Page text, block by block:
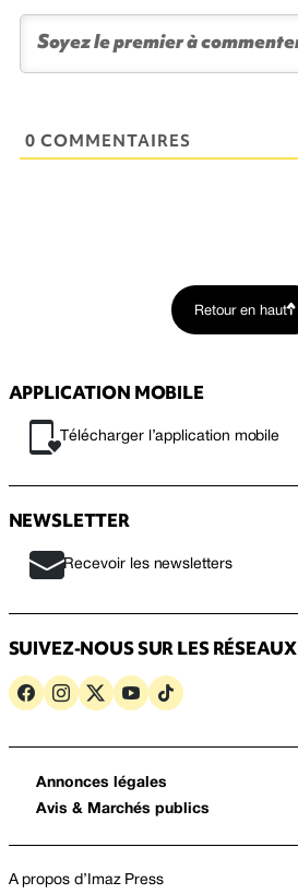
0 COMMENTAIRES
Retour en haut
APPLICATION MOBILE
Télécharger l’application mobile
NEWSLETTER
Recevoir les newsletters
SUIVEZ-NOUS SUR LES RÉSEAUX
Annonces légales
Avis & Marchés publics
A propos d’Imaz Press